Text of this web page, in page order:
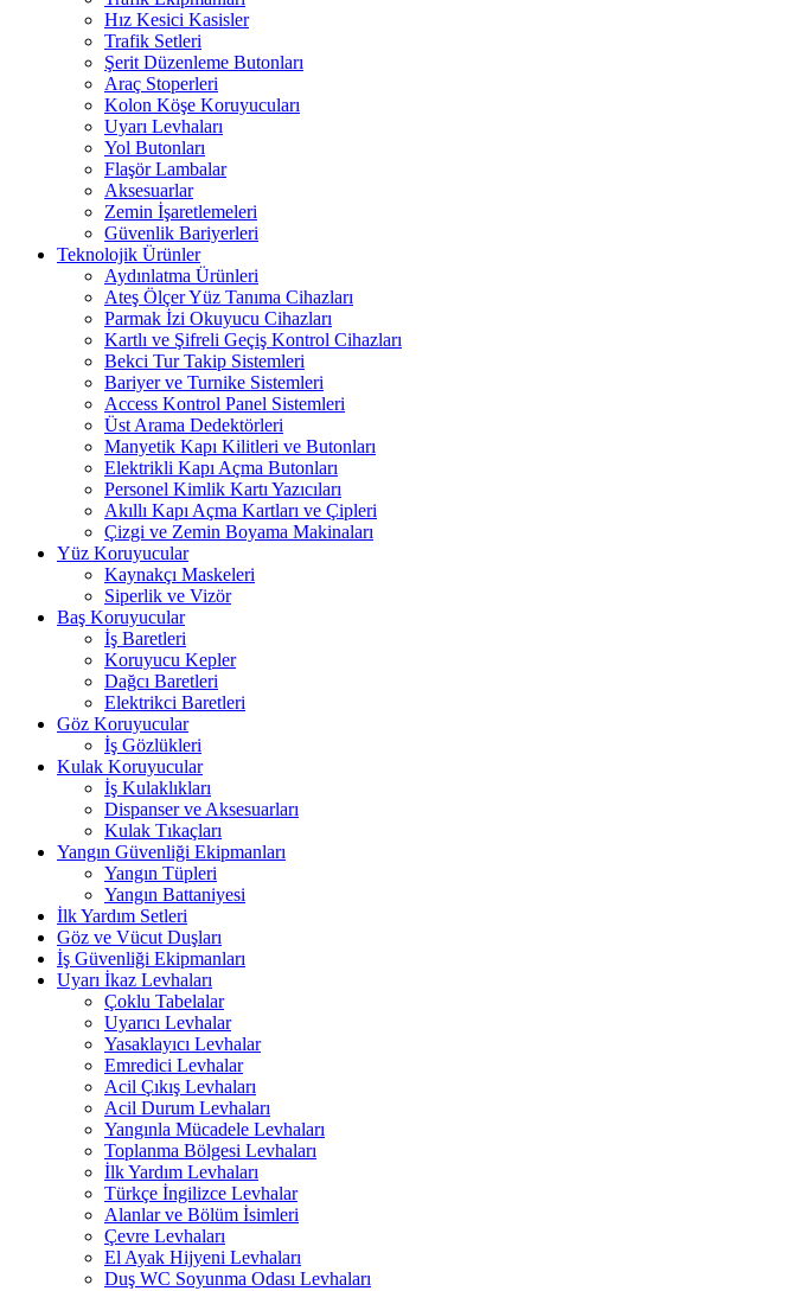
Hız Kesici Kasisler
Trafik Setleri
Şerit Düzenleme Butonları
Araç Stoperleri
Kolon Köşe Koruyucuları
Uyarı Levhaları
Yol Butonları
Flaşör Lambalar
Aksesuarlar
Zemin İşaretlemeleri
Güvenlik Bariyerleri
Teknolojik Ürünler
Aydınlatma Ürünleri
Ateş Ölçer Yüz Tanıma Cihazları
Parmak İzi Okuyucu Cihazları
Kartlı ve Şifreli Geçiş Kontrol Cihazları
Bekci Tur Takip Sistemleri
Bariyer ve Turnike Sistemleri
Access Kontrol Panel Sistemleri
Üst Arama Dedektörleri
Manyetik Kapı Kilitleri ve Butonları
Elektrikli Kapı Açma Butonları
Personel Kimlik Kartı Yazıcıları
Akıllı Kapı Açma Kartları ve Çipleri
Çizgi ve Zemin Boyama Makinaları
Yüz Koruyucular
Kaynakçı Maskeleri
Siperlik ve Vizör
Baş Koruyucular
İş Baretleri
Koruyucu Kepler
Dağcı Baretleri
Elektrikci Baretleri
Göz Koruyucular
İş Gözlükleri
Kulak Koruyucular
İş Kulaklıkları
Dispanser ve Aksesuarları
Kulak Tıkaçları
Yangın Güvenliği Ekipmanları
Yangın Tüpleri
Yangın Battaniyesi
İlk Yardım Setleri
Göz ve Vücut Duşları
İş Güvenliği Ekipmanları
Uyarı İkaz Levhaları
Çoklu Tabelalar
Uyarıcı Levhalar
Yasaklayıcı Levhalar
Emredici Levhalar
Acil Çıkış Levhaları
Acil Durum Levhaları
Yangınla Mücadele Levhaları
Toplanma Bölgesi Levhaları
İlk Yardım Levhaları
Türkçe İngilizce Levhalar
Alanlar ve Bölüm İsimleri
Çevre Levhaları
El Ayak Hijyeni Levhaları
Duş WC Soyunma Odası Levhaları